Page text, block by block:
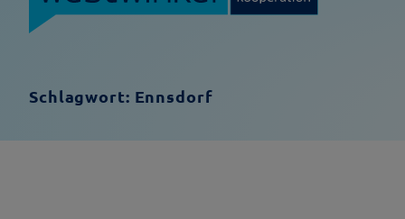
Schlagwort: Ennsdorf